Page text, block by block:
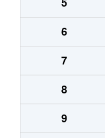
6
7
8
9